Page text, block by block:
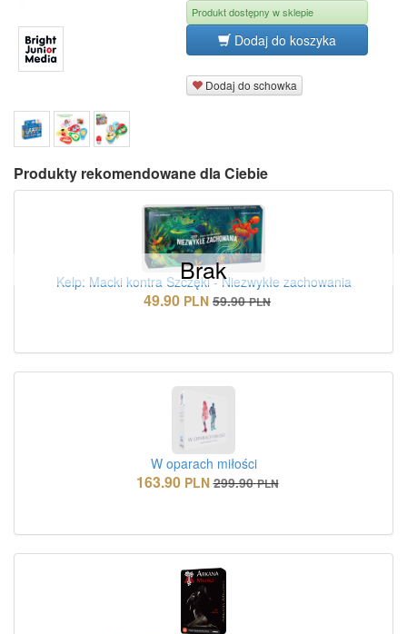
Produkt dostępny w sklepie
Dodaj do koszyka
Dodaj do schowka
Produkty rekomendowane dla Ciebie
Brak
Kelp: Macki kontra Szczęki - Niezwykłe zachowania
49.90 PLN 59.90 PLN
W oparach miłości
163.90 PLN 299.90 PLN